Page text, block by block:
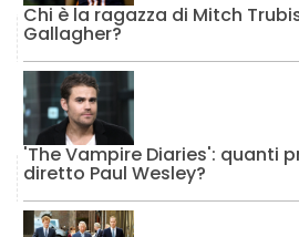
Chi è la ragazza di Mitch
Gallagher?
'The Vampire Diaries': quanti
diretto Paul Wesley?